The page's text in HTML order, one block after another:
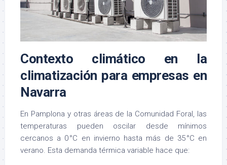
Contexto climático en la
climatización para empresas en
Navarra
En Pamplona y otras áreas de la Comunidad Foral, las
temperaturas pueden oscilar desde mínimos
cercanos a 0 °C en invierno hasta más de 35 °C en
verano. Esta demanda térmica variable hace que: